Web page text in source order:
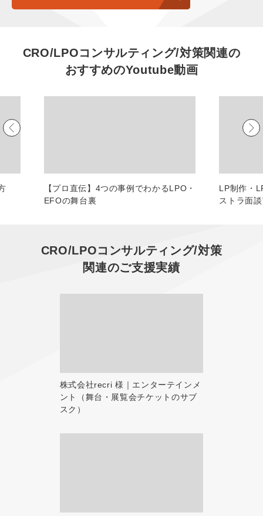
正社員
マーケマネージャー
常勤監査役
内部監査室長
CRO/LPOコンサルティング/対策関連の
おすすめのYoutube動画
【プロ直伝】4つの事例でわかるLPO・
EFOの舞台裏
LP制作・
ストラ面
CRO/LPOコンサルティング/対策
関連のご支援実績
株式会社recri 様｜エンターテインメ
ント（舞台・展覧会チケットのサブ
スク）